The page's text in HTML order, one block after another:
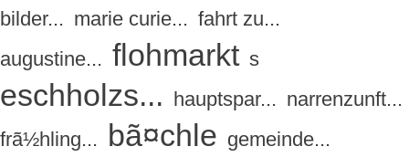
bilder... marie curie... fahrt zu...
augustine... flohmarkt s
eschholzs... hauptspar... narrenzunft...
frã½hling... bã¤chle gemeinde...